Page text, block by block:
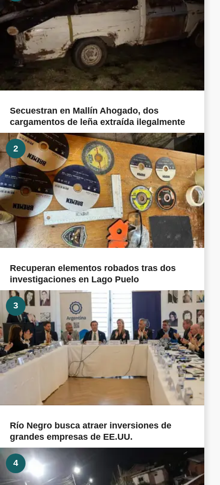
Secuestran en Mallín Ahogado, dos
cargamentos de leña extraída ilegalmente
2
Recuperan elementos robados tras dos
investigaciones en Lago Puelo
3
Río Negro busca atraer inversiones de
grandes empresas de EE.UU.
4